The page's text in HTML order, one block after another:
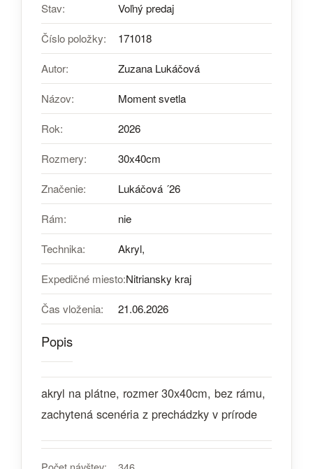
Stav: Voľný predaj
Číslo položky: 171018
Autor: Zuzana Lukáčová
Názov: Moment svetla
Rok: 2026
Rozmery: 30x40cm
Značenie: Lukáčová ´26
Rám: nie
Technika: Akryl,
Expedičné miesto:Nitriansky kraj
Čas vloženia: 21.06.2026
Popis
akryl na plátne, rozmer 30x40cm, bez rámu,
zachytená scenéria z prechádzky v prírode